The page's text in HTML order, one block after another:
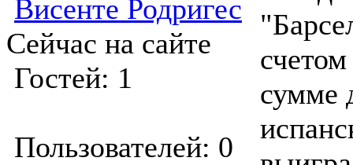
Висенте Родригес
Сейчас на сайте
Гостей: 1
Пользователей: 0
сумме